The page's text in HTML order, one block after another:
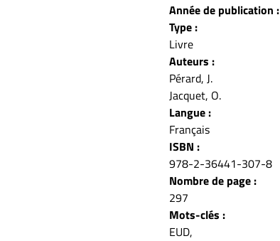
Année de publication :
Type :
Livre
Auteurs :
Pérard, J.
Jacquet, O.
Langue :
Français
ISBN :
978-2-36441-307-8
Nombre de page :
297
Mots-clés :
EUD,